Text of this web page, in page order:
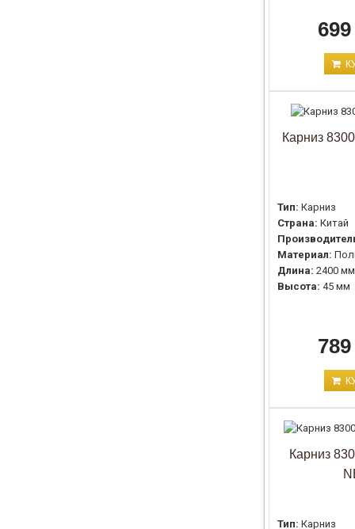
Карниз
Тип: Карниз
Страна: Китай
Материал:
Длина: 2400 мм
Высота: 45 мм
Карниз
Тип: Карниз